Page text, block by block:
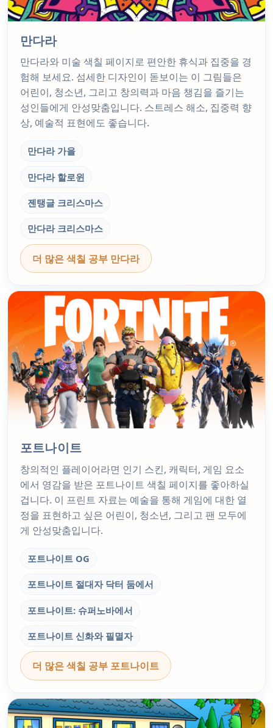
만다라
만다라와 미술 색칠 페이지로 편안한 휴식과 집중을 경
험해 보세요. 섬세한 디자인이 돋보이는 이 그림들은
어린이, 청소년, 그리고 창의력과 마음 챙김을 즐기는
성인들에게 안성맞춤입니다. 스트레스 해소, 집중력 향
상, 예술적 표현에도 좋습니다.
만다라 가을
만다라 할로윈
젠탱글 크리스마스
만다라 크리스마스
더 많은 색칠 공부 만다라
포트나이트
창의적인 플레이어라면 인기 스킨, 캐릭터, 게임 요소
에서 영감을 받은 포트나이트 색칠 페이지를 좋아하실
겁니다. 이 프린트 자료는 예술을 통해 게임에 대한 열
정을 표현하고 싶은 어린이, 청소년, 그리고 팬 모두에
게 안성맞춤입니다.
포트나이트 OG
포트나이트 절대자 닥터 둠에서
포트나이트: 슈퍼노바에서
포트나이트 신화와 필멸자
더 많은 색칠 공부 포트나이트